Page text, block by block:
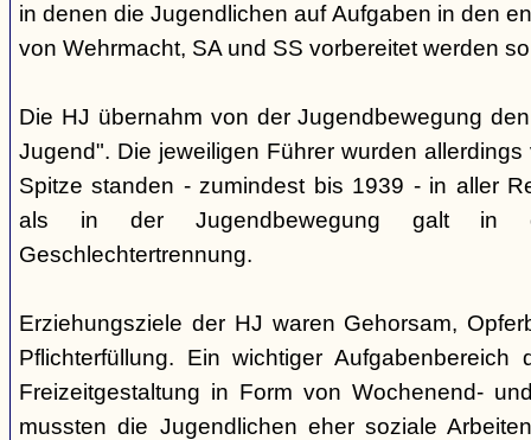
in denen die Jugendlichen auf Aufgaben in den
von Wehrmacht, SA und SS vorbereitet werden
Die HJ übernahm von der Jugendbewegung
Jugend". Die jeweiligen Führer wurden
Spitze standen - zumindest bis 1939 - in aller
als in der Jugendbewegung galt in
Geschlechtertrennung.
Erziehungsziele der HJ waren Gehorsam,
Pflichterfüllung. Ein wichtiger
Freizeitgestaltung in Form von Wochenend-
mussten die Jugendlichen eher soziale